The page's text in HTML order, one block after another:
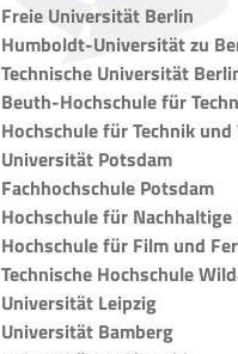
Freie Universität Berlin
Humboldt-Universität zu
Technische Universität
Beuth-Hochschule für
Hochschule für Technik
Universität Potsdam
Fachhochschule Potsdam
Hochschule für
Hochschule für Film und
Technische Hochschule
Universität Leipzig
Universität Bamberg